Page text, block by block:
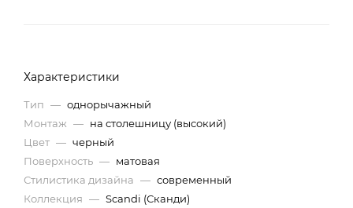
Характеристики
Тип — однорычажный
Монтаж — на столешницу (высокий)
Цвет — черный
Поверхность — матовая
Стилистика дизайна — современный
Коллекция — Scandi (Сканди)